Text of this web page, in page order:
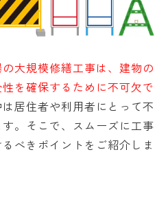
大規模修繕工事は、建物の
を確保するために不可欠で
居住者や利用者にとって不
。そこで、スムーズに工事
べきポイントをご紹介しま